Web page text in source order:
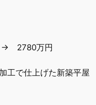
→ 2780万円
工で仕上げた新築平屋